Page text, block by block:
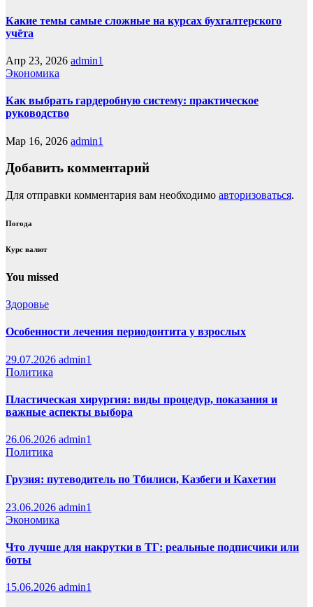
Какие темы самые сложные на курсах бухгалтерского
учёта
Апр 23, 2026 admin1
Экономика
Как выбрать гардеробную систему: практическое
руководство
Мар 16, 2026 admin1
Добавить комментарий
Для отправки комментария вам необходимо авторизоваться.
Погода
Курс валют
You missed
Здоровье
Особенности лечения периодонтита у взрослых
29.07.2026 admin1
Политика
Пластическая хирургия: виды процедур, показания и
важные аспекты выбора
26.06.2026 admin1
Политика
Грузия: путеводитель по Тбилиси, Казбеги и Кахетии
23.06.2026 admin1
Экономика
Что лучше для накрутки в ТГ: реальные подписчики или
боты
15.06.2026 admin1